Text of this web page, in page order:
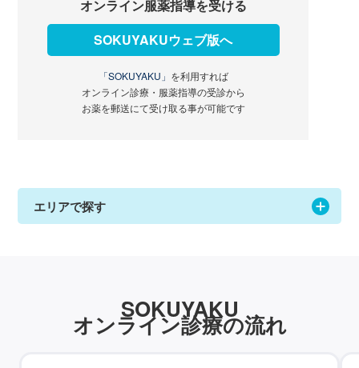
オンライン服薬指導を受ける
SOKUYAKUウェブ版へ
「SOKUYAKU」 を利用すれば
オンライン診療・服薬指導の受診から
お薬を郵送にて受け取る事が可能です
エリアで探す
SOKUYAKU
オンライン診療の流れ